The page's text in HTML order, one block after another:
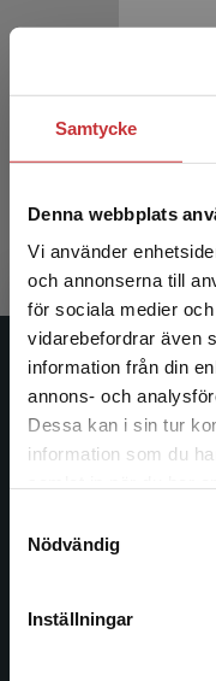
Samtycke
Denna webbplats
Vi använder
och annonserna till
för sociala medier
vidarebefordrar även
information från din
annons- och
Dessa kan i sin tur
information som du
Nödvändig
Inställningar
Det verkar som
Vi erbjuder inte
att kunna slutföra
Tomm,
314 kr
Studentlitteratur
ledande
facklitteratur,
informationstjänster i
längs hela
Kontakta oss